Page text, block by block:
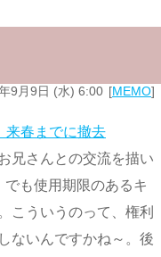
9月9日 (水) 6:00 MEMO
来春までに撤去
兄さんとの交流を描い
も使用期限のあるキ
こういうのって、権利
ないんですかね～。後